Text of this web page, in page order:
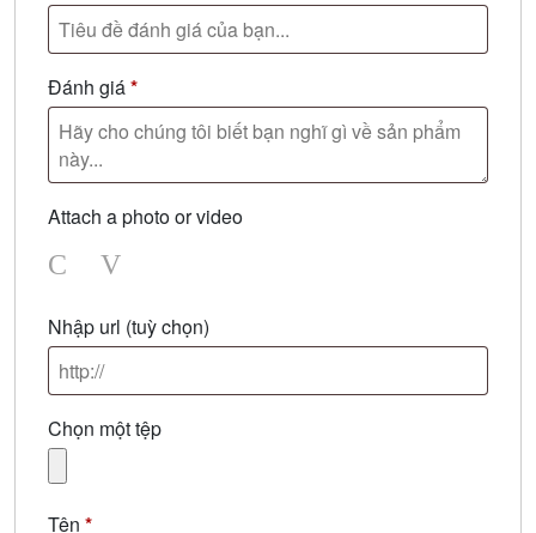
Đánh giá*
Attach a photo or video
Photo
Nhập url (tuỳ chọn)
Chọn một tệp
Tên *